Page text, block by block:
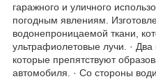
гаражного и уличного
погодным явлениям.
водонепроницаемой ткани,
ультрафиолетовые лучи. · Два
которые препятствуют
автомобиля. · Со стороны